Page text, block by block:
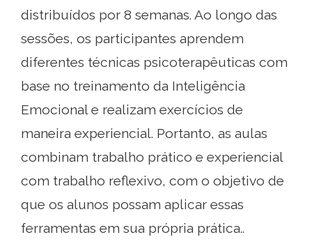
distribuídos por 8 semanas. Ao longo das
sessões, os participantes aprendem
diferentes técnicas psicoterapêuticas com
base no treinamento da Inteligência
Emocional e realizam exercícios de
maneira experiencial. Portanto, as aulas
combinam trabalho prático e experiencial
com trabalho reflexivo, com o objetivo de
que os alunos possam aplicar essas
ferramentas em sua própria prática..